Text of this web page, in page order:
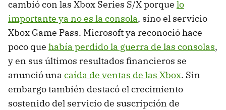
cambió con las Xbox Series S/X porque lo
importante ya no es la consola, sino el servicio
Xbox Game Pass. Microsoft ya reconoció hace
poco que había perdido la guerra de las consolas,
y en sus últimos resultados financieros se
anunció una caída de ventas de las Xbox. Sin
embargo también destacó el crecimiento
sostenido del servicio de suscripción de